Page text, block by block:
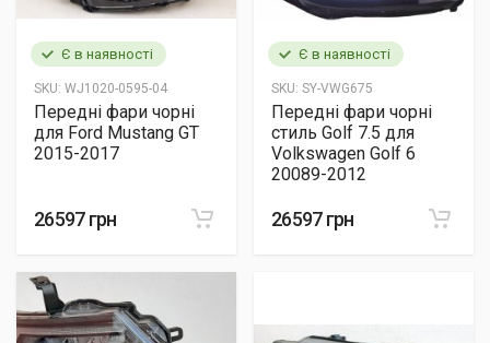
Є в наявності
SKU: WJ1020-0595-04
Передні фари чорні
для Ford Mustang GT
2015-2017
26597 грн
Є в наявності
SKU: SY-VWG675
Передні фари чорні
стиль Golf 7.5 для
Volkswagen Golf 6
20089-2012
26597 грн